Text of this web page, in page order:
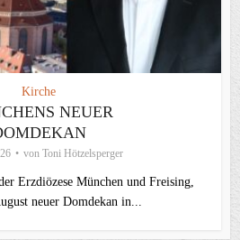
Kirche
NEUER
von Toni Hötzelsperger
Erzdiözese München und Freising,
neuer Domdekan in...